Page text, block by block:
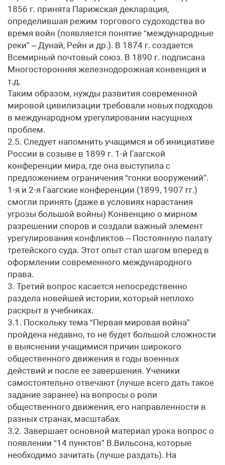
1856 г. принята Парижская декларация,
определившая режим торгового судоходства во
время войн (появляется понятие “международные
реки” – Дунай, Рейн и др.). В 1874 г. создается
Всемирный почтовый союз. В 1890 г. подписана
Многосторонняя железнодорожная конвенция и
т.д.
Таким образом, нужды развития современной
мировой цивилизации требовали новых подходов
в международном урегулировании насущных
проблем.
2.5. Следует напомнить учащимся и об инициативе
России в созыве в 1899 г. 1-й Гаагской
конференции мира, где она выступила с
предложением ограничения “гонки вооружений”.
1-я и 2-я Гаагские конференции (1899, 1907 гг.)
смогли принять (даже в условиях нарастания
угрозы большой войны) Конвенцию о мирном
разрешении споров и создали важный элемент
урегулирования конфликтов – Постоянную палату
третейского суда. Этот опыт стал шагом вперед в
оформлении современного международного
права.
3. Третий вопрос касается непосредственно
раздела новейшей истории, который неплохо
раскрыт в учебниках.
3.1. Поскольку тема “Первая мировая война”
пройдена недавно, то не будет большой сложности
в выяснении учащимися причин широкого
общественного движения в годы военных
действий и после ее завершения. Ученики
самостоятельно отвечают (лучше всего дать такое
задание заранее) на вопросы о роли
общественного движения, его направленности в
разных странах, масштабах.
3.2. Завершает основной материал урока вопрос о
появлении “14 пунктов” В.Вильсона, которые
необходимо зачитать (лучше раздать). На